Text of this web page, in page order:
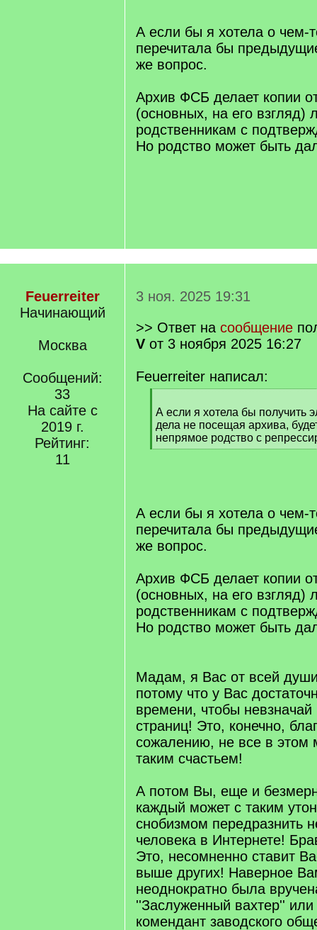
А если бы я хотела о чем-
перечитала бы
же вопрос.
Архив ФСБ делает копии
(основных, на его взгляд)
родственникам с
Но родство может быть
Feuerreiter
Начинающий
Москва
Сообщений:
33
На сайте с
2019 г.
Рейтинг:
11
3 ноя. 2025 19:31
>> Ответ на сообщение
V от 3 ноября 2025 16:27
Feuerreiter написал:
q
]
А если я хотела бы получить
дела не посещая архива,
непрямое родство с
[
А если бы я хотела о чем-
перечитала бы
же вопрос.
Архив ФСБ делает копии
(основных, на его взгляд)
родственникам с
Но родство может быть
Мадам, я Вас от всей
потому что у Вас
времени, чтобы невзначай
страниц! Это, конечно,
сожалению, не все в этом
таким счастьем!
А потом Вы, еще и
каждый может с таким
снобизмом передразнить
человека в Интернете!
Это, несомненно ставит
выше других! Наверное
неоднократно была
''Заслуженный вахтер''
комендант заводского